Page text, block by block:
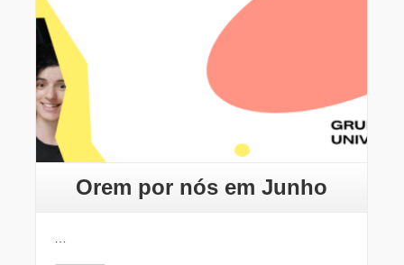
Orem por nós em Junho
…